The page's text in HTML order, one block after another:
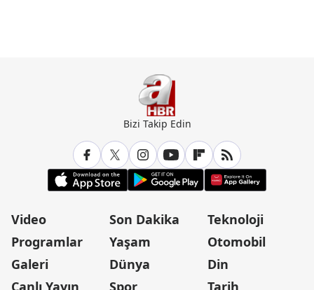
Bizi Takip Edin
Video
Programlar
Galeri
Canlı Yayın
Son Dakika
Yaşam
Dünya
Spor
Teknoloji
Otomobil
Din
Tarih